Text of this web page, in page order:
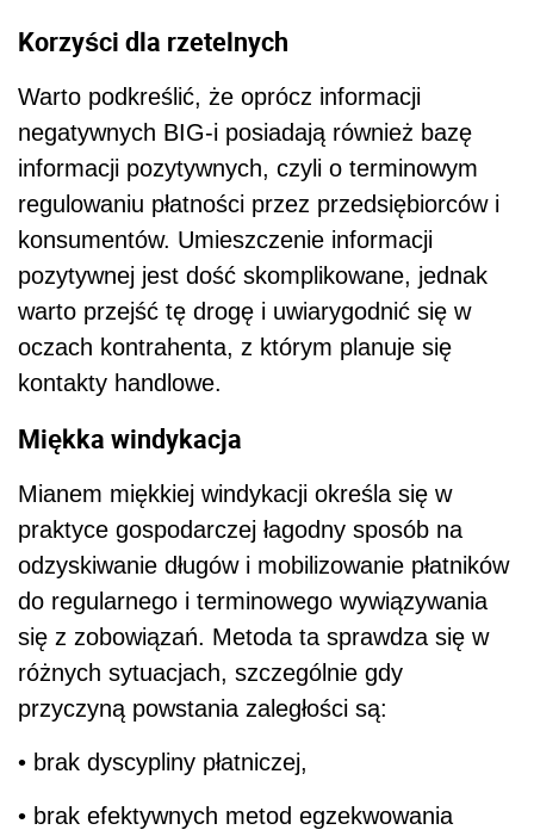
Korzyści dla rzetelnych
Warto podkreślić, że oprócz informacji
negatywnych BIG-i posiadają również bazę
informacji pozytywnych, czyli o terminowym
regulowaniu płatności przez przedsiębiorców i
konsumentów. Umieszczenie informacji
pozytywnej jest dość skomplikowane, jednak
warto przejść tę drogę i uwiarygodnić się w
oczach kontrahenta, z którym planuje się
kontakty handlowe.
Miękka windykacja
Mianem miękkiej windykacji określa się w
praktyce gospodarczej łagodny sposób na
odzyskiwanie długów i mobilizowanie płatników
do regularnego i terminowego wywiązywania
się z zobowiązań. Metoda ta sprawdza się w
różnych sytuacjach, szczególnie gdy
przyczyną powstania zaległości są:
• brak dyscypliny płatniczej,
• brak efektywnych metod egzekwowania